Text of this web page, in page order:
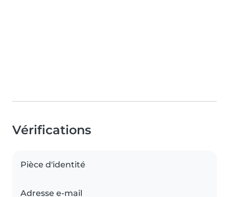
Vérifications
Pièce d'identité
Adresse e-mail